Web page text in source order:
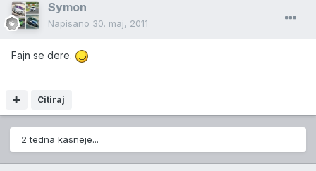
Symon
Napisano 30. maj, 2011
Fajn se dere.
Citiraj
2 tedna kasneje...